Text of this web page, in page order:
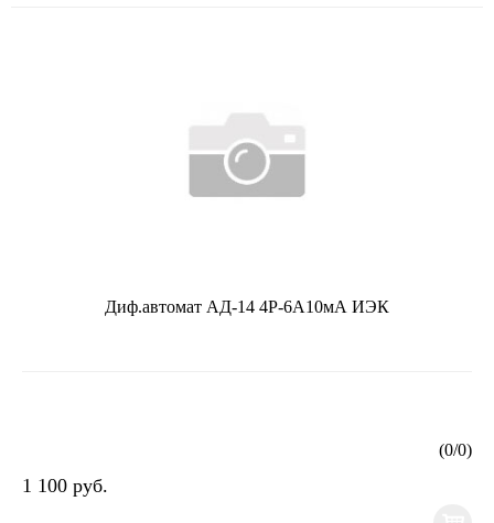
Диф.автомат АД-14 4Р-6А10мА ИЭК
(0/0)
1 100 руб.